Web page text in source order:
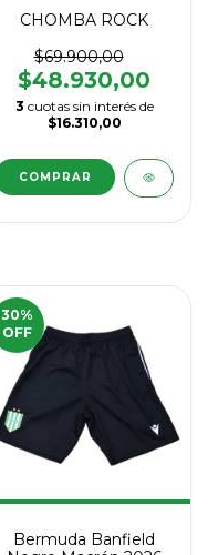
CHOMBA ROCK
$69.900,00
$48.930,00
3 cuotas sin interés de
$16.310,00
COMPRAR
30%
OFF
Bermuda Banfield